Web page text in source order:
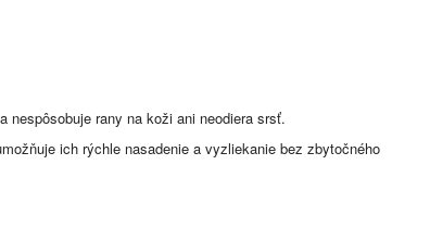
nespôsobuje rany na koži ani neodiera srsť.
ich rýchle nasadenie a vyzliekanie bez zbytočného